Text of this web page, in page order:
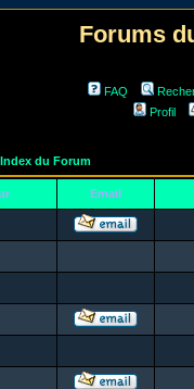
Forums
FAQ
Profil
du Forum
Email